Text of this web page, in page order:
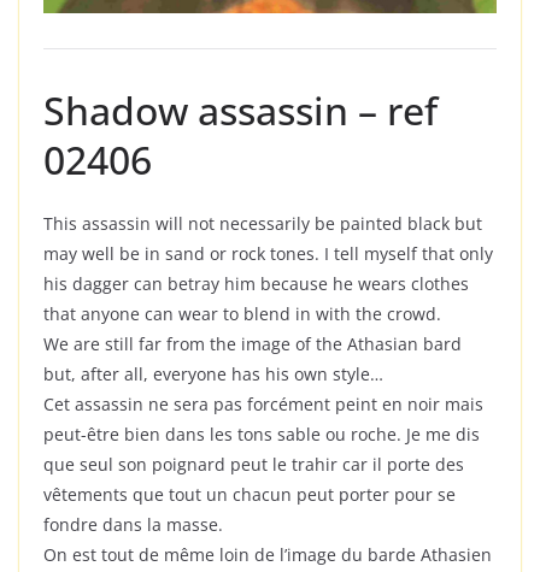
Shadow assassin – ref
02406
This assassin will not necessarily be painted black but
may well be in sand or rock tones. I tell myself that only
his dagger can betray him because he wears clothes
that anyone can wear to blend in with the crowd.
We are still far from the image of the Athasian bard
but, after all, everyone has his own style…
Cet assassin ne sera pas forcément peint en noir mais
peut-être bien dans les tons sable ou roche. Je me dis
que seul son poignard peut le trahir car il porte des
vêtements que tout un chacun peut porter pour se
fondre dans la masse.
On est tout de même loin de l’image du barde Athasien